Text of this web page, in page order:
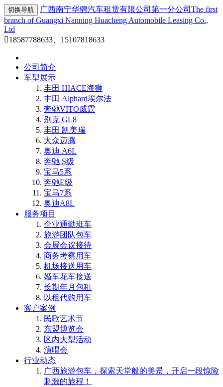
切换导航 广西南宁华骋汽车租赁有限公司第一分公司 The first
branch of Guangxi Nanning Huacheng Automobile Leasing Co.,
Ltd
18587788633、15107818633
公司简介
车型展示
丰田 HIACE海狮
丰田 Alphard埃尔法
奔驰VITO威霆
别克 GL8
丰田 凯美瑞
大众迈腾
奥迪 A6L
奔驰 S级
宝马5系
奔驰E级
宝马7系
奥迪A8L
服务项目
企业通勤班车
旅游团队包车
会展会议接待
商务考察用车
机场接送用车
婚车花车接送
长期年月包租
以租代购用车
客户案例
民歌艺术节
东盟博览会
区内大型活动
演唱会
行业动态
广西旅游包车，探索天堂般的美景，开启一段惊险
刺激的旅程！